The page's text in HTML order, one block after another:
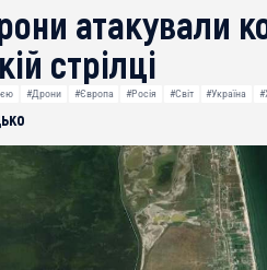
атакували
стрілці
#Дрони #Європа #Росія #Світ #Україна